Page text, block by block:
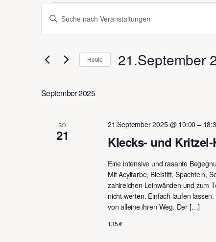
Veranstaltungen
Veranstaltungen
Suche
Ansichten,
Bitte
Schlüsselwort
Suche
Veranstaltungen
Heute 21.September
wählen.
September 2025
SO.
21 Klecks- und
21.September 2025 @ 10:00 –
Eine intensive und rasante
Mit Acylfarbe, Bleistift, Spachteln,
zahlreichen Leinwänden und zum
nicht werten. Einfach laufen
von alleine ihren Weg. Der […]
135.€